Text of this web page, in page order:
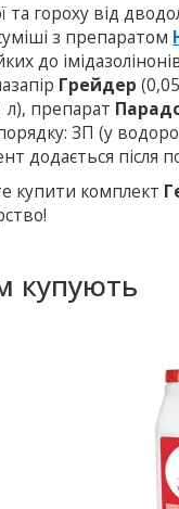
та гороху від
з препаратом
до
Грейдер
л), препарат
порядку: ЗП (у
додається після
купити комплект
купують